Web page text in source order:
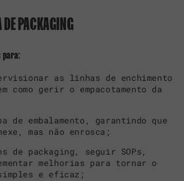
DE PACKAGING
para:
as linhas de enchimento
como gerir o empacotamento da
de embalamento, garantindo que
mas não enrosca;
de packaging, seguir SOPs,
melhorias para tornar o
e eficaz;